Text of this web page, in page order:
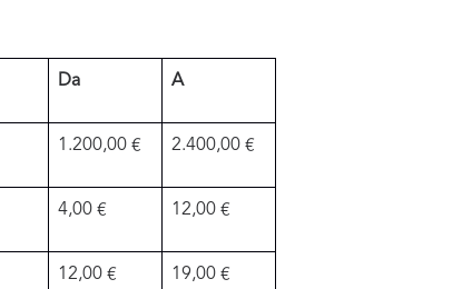
Da A
1.200,00 € 2.400,00 €
4,00 € 12,00 €
12,00 € 19,00 €